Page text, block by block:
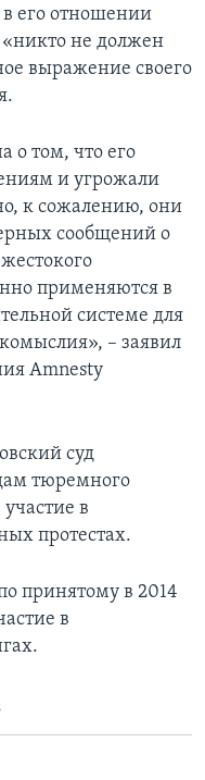
его отношении
«никто не должен
выражение своего
о том, что его
и угрожали
к сожалению, они
сообщений о
применяются в
системе для
– заявил
Amnesty
суд
тюремного
в
протестах.
принятому в 2014
в